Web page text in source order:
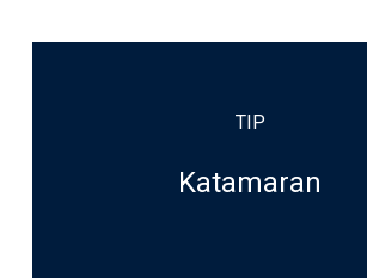
TIP
Katamaran